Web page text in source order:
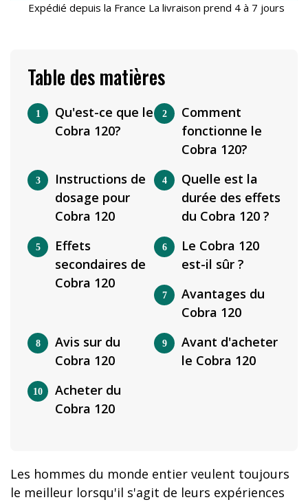
Expédié depuis la France La livraison prend 4 à 7 jours
Table des matières
Qu'est-ce que le
Cobra 120?
Comment
fonctionne le
Cobra 120?
Instructions de
dosage pour
Cobra 120
Quelle est la
durée des effets
du Cobra 120 ?
Effets
secondaires de
Cobra 120
Le Cobra 120
est-il sûr ?
Avantages du
Cobra 120
Avis sur du
Cobra 120
Avant d'acheter
le Cobra 120
Acheter du
Cobra 120
Les hommes du monde entier veulent toujours
le meilleur lorsqu'il s'agit de leurs expériences